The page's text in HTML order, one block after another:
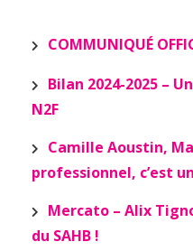
COMMUNIQUÉ
Bilan 2024-2025 –
N2F
Camille Aoustin,
professionnel, c’est
Mercato – Alix
du SAHB !